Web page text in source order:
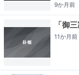
9か月前
「御
11か月前